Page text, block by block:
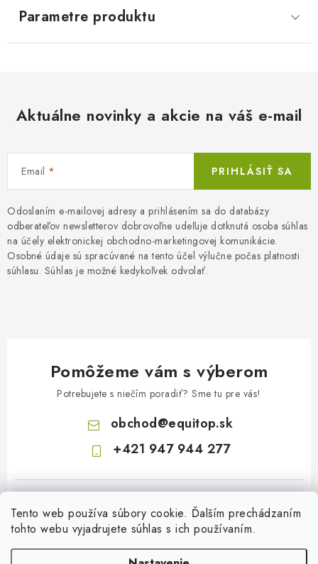
Tento web používa súbory cookie. Ďalším prechádzaním
tohto webu vyjadrujete súhlas s ich používaním.
Parametre produktu
Aktuálne novinky a akcie na váš e-mail
Email
Odoslaním e-mailovej adresy a prihlásením sa do databázy
odberateľov newsletterov dobrovoľne udeľuje dotknutá osoba súhlas
na účely elektronickej obchodno-marketingovej komunikácie.
Osobné údaje sú spracúvané na tento účel výlučne počas platnosti
súhlasu. Súhlas je možné kedykoľvek odvolať.
PRIHLÁSIŤ SA
Pomôžeme vám s výberom
Potrebujete s niečím poradiť? Sme tu pre vás!
obchod@equitop.sk
+421 947 944 277